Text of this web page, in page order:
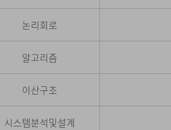
논리회로
알고리즘
이산구조
시스템분석및설계